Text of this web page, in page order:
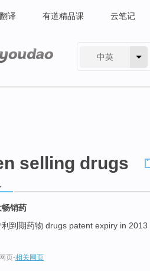
翻译 有道精品课 云笔记
中英
selling drugs
销药
利到期药物 drugs patent expiry in 2013
页-相关网页